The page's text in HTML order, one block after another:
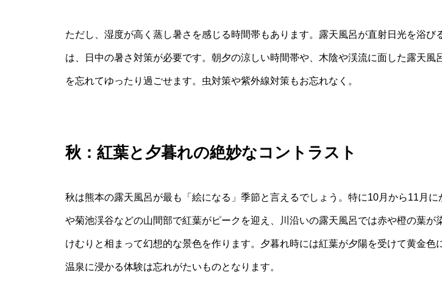
ただし、湿度が高く蒸し暑さを感じる時間帯もあります。露天風呂が直射日光を浴び
は、日中の暑さ対策が必要です。朝夕の涼しい時間帯や、木陰や渓流に面した露天風
を忘れてゆったり過ごせます。虫対策や紫外線対策もお忘れなく。
秋：紅葉と夕暮れの絶妙なコントラスト
秋は熊本の露天風呂が最も「絵になる」季節と言えるでしょう。特に10月から11月に
や菊池渓谷などの山間部で紅葉がピークを迎え、川沿いの露天風呂では赤や橙の葉が
けむりと相まって幻想的な景色を作ります。夕暮れ時には紅葉が夕陽を受けて黄金色
温泉に浸かる体験は忘れがたいものとなります。